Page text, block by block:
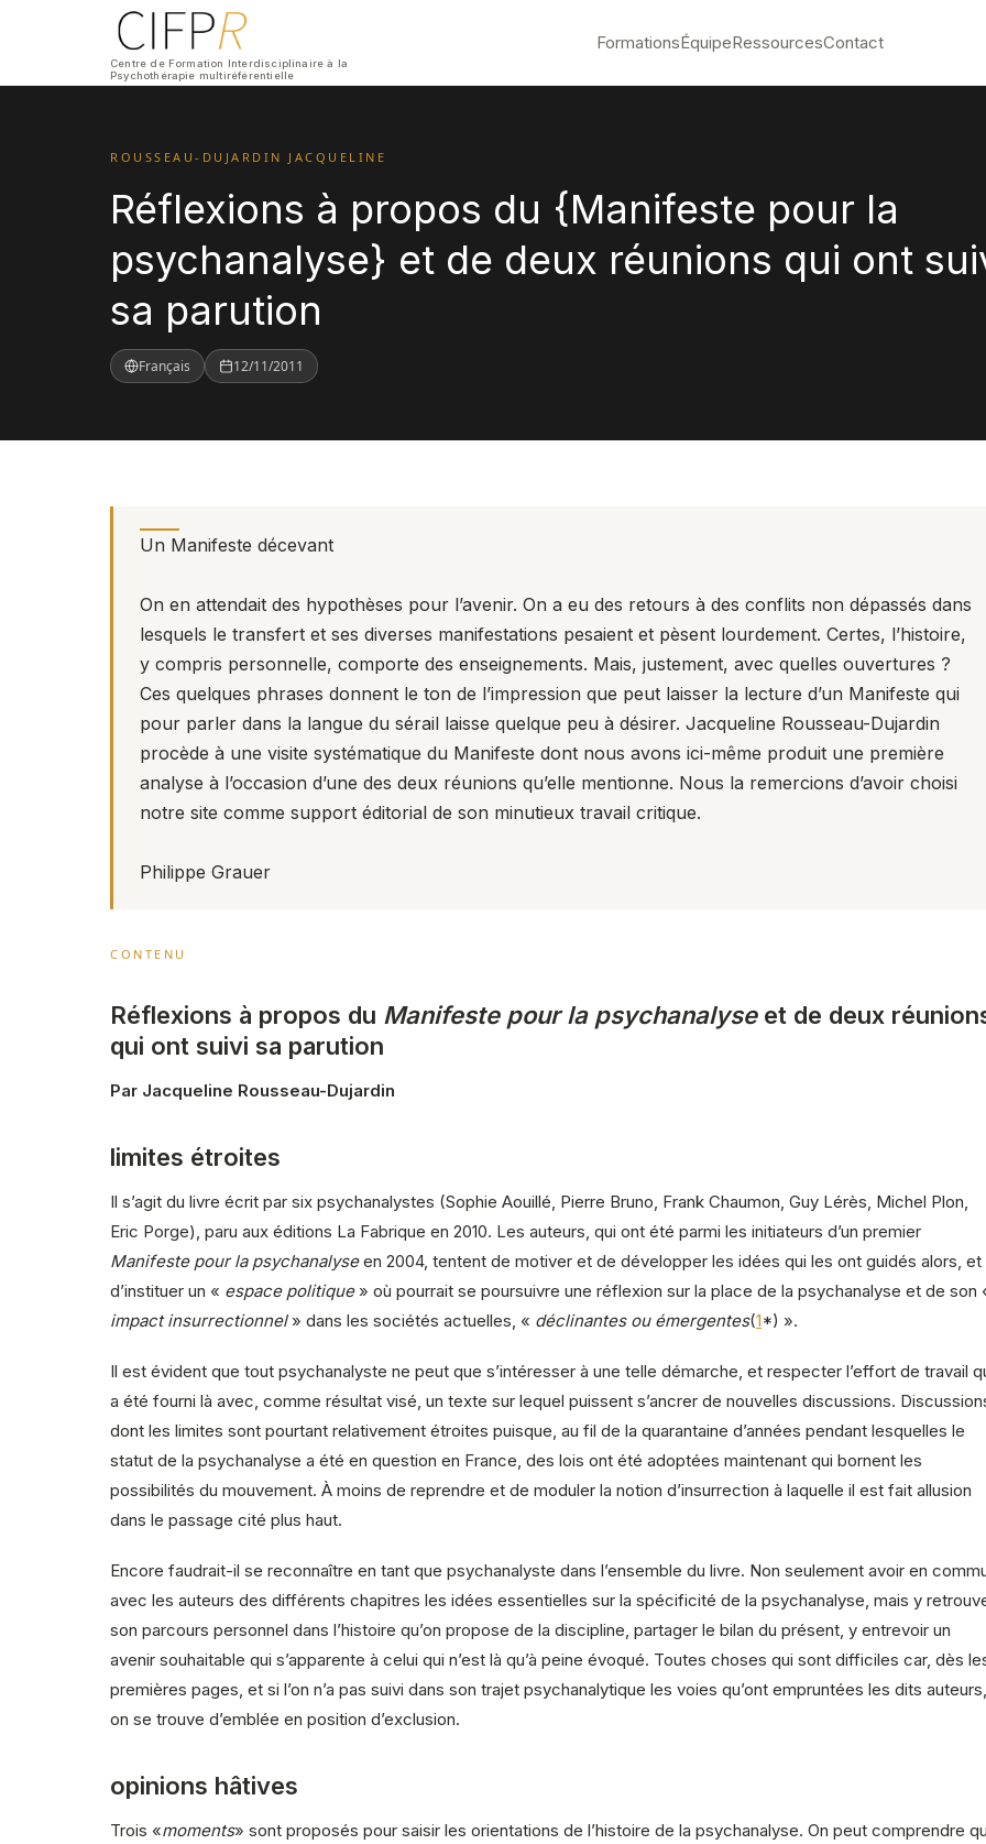
Centre de Formation Interdisciplinaire à la
Psychothérapie multiréférentielle
FormationsÉquipeRessourcesContact
ROUSSEAU-DUJARDIN JACQUELINE
Réflexions à propos du {Manifeste pour la
psychanalyse} et de deux réunions qui ont
sa parution
Français 12/11/2011
Un Manifeste décevant
On en attendait des hypothèses pour l’avenir. On a eu des retours à des conflits non dépassés dans
lesquels le transfert et ses diverses manifestations pesaient et pèsent lourdement. Certes, l’histoire,
y compris personnelle, comporte des enseignements. Mais, justement, avec quelles ouvertures ?
Ces quelques phrases donnent le ton de l’impression que peut laisser la lecture d’un Manifeste qui
pour parler dans la langue du sérail laisse quelque peu à désirer. Jacqueline Rousseau-Dujardin
procède à une visite systématique du Manifeste dont nous avons ici-même produit une première
analyse à l’occasion d’une des deux réunions qu’elle mentionne. Nous la remercions d’avoir choisi
notre site comme support éditorial de son minutieux travail critique.
Philippe Grauer
CONTENU
Réflexions à propos du Manifeste pour la psychanalyseet de deux
qui ont suivi sa parution
Par Jacqueline Rousseau-Dujardin
limites étroites
Il s’agit du livre écrit par six psychanalystes (Sophie Aouillé, Pierre Bruno, Frank Chaumon, Guy Lérès, Michel Plon,
Eric Porge), paru aux éditions La Fabrique en 2010. Les auteurs, qui ont été parmi les initiateurs d’un premier
Manifeste pour la psychanalyseen 2004, tentent de motiver et de développer les idées qui les ont guidés alors, et
d’instituer un « espace politique» où pourrait se poursuivre une réflexion sur la place de la psychanalyse et de son
impact insurrectionnel» dans les sociétés actuelles, « déclinantes ou émergentes(1*) ».
Il est évident que tout psychanalyste ne peut que s’intéresser à une telle démarche, et respecter l’effort de travail
a été fourni là avec, comme résultat visé, un texte sur lequel puissent s’ancrer de nouvelles discussions.
dont les limites sont pourtant relativement étroites puisque, au fil de la quarantaine d’années pendant lesquelles le
statut de la psychanalyse a été en question en France, des lois ont été adoptées maintenant qui bornent les
possibilités du mouvement. À moins de reprendre et de moduler la notion d’insurrection à laquelle il est fait allusion
dans le passage cité plus haut.
Encore faudrait-il se reconnaître en tant que psychanalyste dans l’ensemble du livre. Non seulement avoir en
avec les auteurs des différents chapitres les idées essentielles sur la spécificité de la psychanalyse, mais y
son parcours personnel dans l’histoire qu’on propose de la discipline, partager le bilan du présent, y entrevoir un
avenir souhaitable qui s’apparente à celui qui n’est là qu’à peine évoqué. Toutes choses qui sont difficiles car, dès
premières pages, et si l’on n’a pas suivi dans son trajet psychanalytique les voies qu’ont empruntées les dits auteurs,
on se trouve d’emblée en position d’exclusion.
opinions hâtives
Trois «moments» sont proposés pour saisir les orientations de l’histoire de la psychanalyse. On peut comprendre